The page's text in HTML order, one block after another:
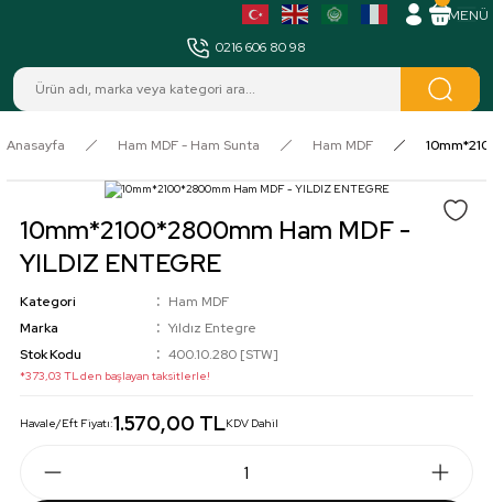
0216 606 80 98
Anasayfa Ham MDF - Ham Sunta Ham MDF
10mm*2100*2800mm Ham MDF -
YILDIZ ENTEGRE
Kategori
Ham MDF
Marka
Yıldız Entegre
Stok Kodu
400.10.280 [STW]
*373,03 TL den başlayan taksitlerle!
Havale/Eft Fiyatı:1.570,00 TLKDV Dahil